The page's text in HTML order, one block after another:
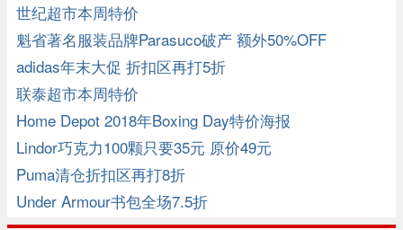
世纪超市本周特价
魁省著名服装品牌Parasuco破产 额外50%OFF
adidas年末大促 折扣区再打5折
联泰超市本周特价
Home Depot 2018年Boxing Day特价海报
Lindor巧克力100颗只要35元 原价49元
Puma清仓折扣区再打8折
Under Armour书包全场7.5折